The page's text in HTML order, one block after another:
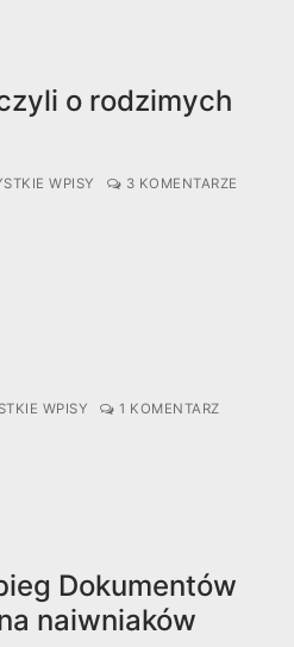
o rodzimych
WPISY 3 KOMENTARZE
WPISY 1 KOMENTARZ
Dokumentów
naiwniaków